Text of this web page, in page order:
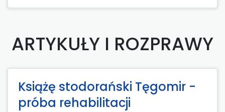
ARTYKUŁY I ROZPRAWY
Książę stodorański Tęgomir -
próba rehabilitacji